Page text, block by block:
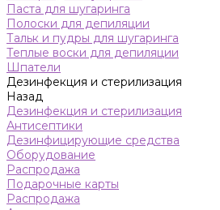
Паста для шугаринга
Полоски для депиляции
Тальк и пудры для шугаринга
Теплые воски для депиляции
Шпатели
Дезинфекция и стерилизация
Назад
Дезинфекция и стерилизация
Антисептики
Дезинфицирующие средства
Оборудование
Распродажа
Подарочные карты
Распродажа